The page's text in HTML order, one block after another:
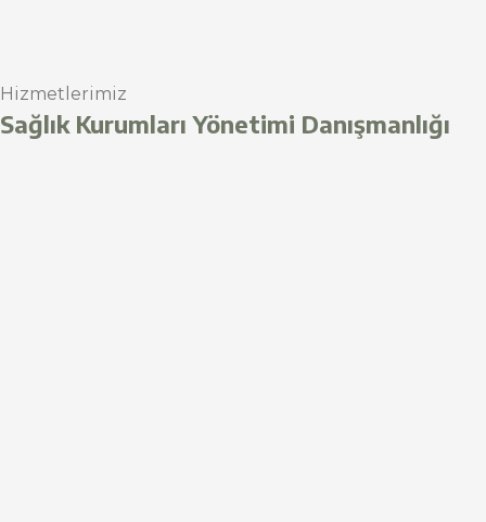
Hizmetlerimiz
Sağlık Kurumları Yönetimi Danışmanlığı